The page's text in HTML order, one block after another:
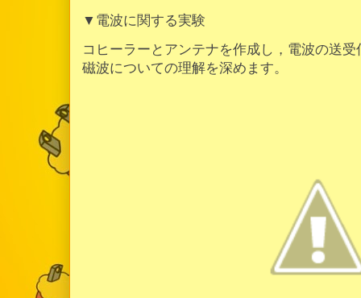
▼電波に関する実験
コヒーラーとアンテナを作成し，電波の送
磁波についての理解を深めます。